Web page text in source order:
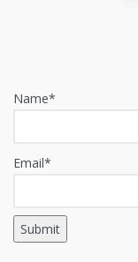
Name*
Email*